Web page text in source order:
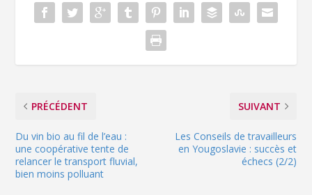
PRÉCÉDENT
Du vin bio au fil de l’eau :
une coopérative tente de
relancer le transport fluvial,
bien moins polluant
SUIVANT
Les Conseils de travailleurs
en Yougoslavie : succès et
échecs (2/2)